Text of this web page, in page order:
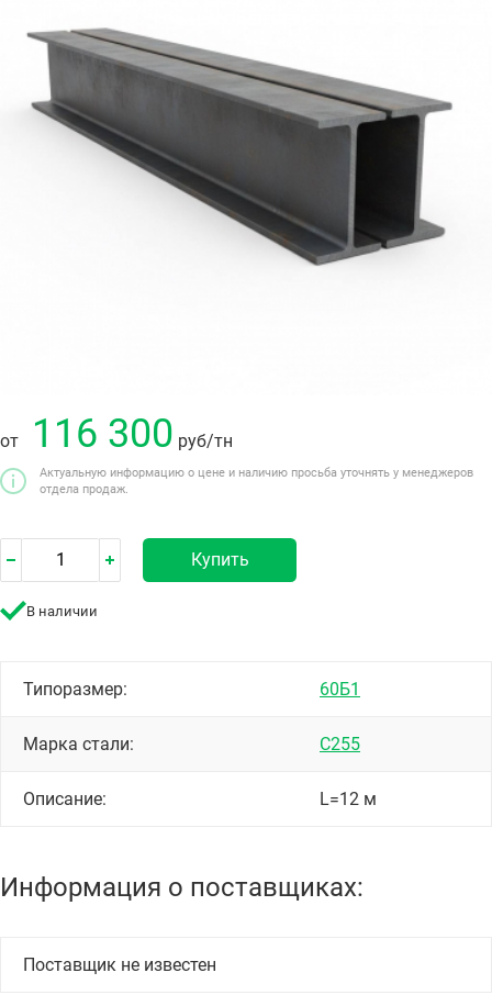
от 116 300 руб/тн
Актуальную информацию о цене и наличию просьба уточнять у менеджеров
отдела продаж.
Купить
В наличии
Типоразмер: 60Б1
Марка стали: С255
Описание: L=12 м
Информация о поставщиках:
Поставщик не известен